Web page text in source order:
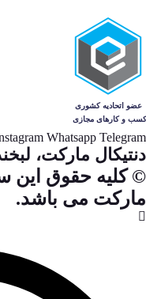
Telegram
Whatsapp
دنتیکال مارکت،
© کلیه حقوق این
مارکت می باشد.